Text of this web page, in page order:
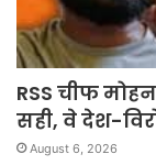
RSS चीफ
सही, वे देश-
August 6, 2026